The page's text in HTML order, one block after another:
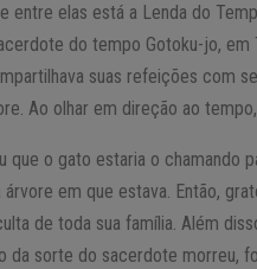
entre elas está a Lenda do
do tempo Gotoku-jo,
suas refeições com
Ao olhar em direção ao
que o gato estaria o chamando
em que estava. Então,
de toda sua família. Além
da sorte do sacerdote morreu,